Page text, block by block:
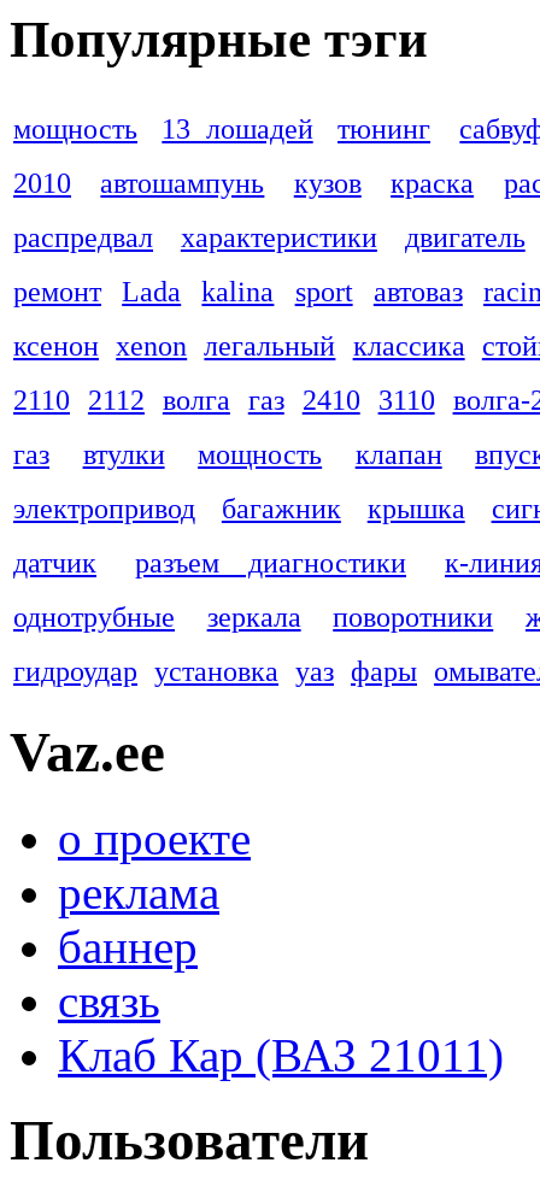
Популярные тэги
мощность 13 лошадей тюнинг
2010
автошампунь кузов краска
распредвал
характеристики
двигатель
ремонт
Lada kalina sport автоваз
ксенон xenon легальный классика
2110
2112 волга газ 2410 3110 волга-
газ
втулки мощность клапан
электропривод
багажник крышка
датчик
разъем диагностики
к-
однотрубные
зеркала поворотники
гидроудар установка уаз фары
Vaz.ee
о проекте
реклама
баннер
связь
Клаб Кар (ВАЗ 21011)
Пользователи